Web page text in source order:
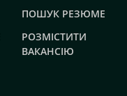
ПОШУК РЕЗЮМЕ
РОЗМІСТИТИ
ВАКАНСІЮ